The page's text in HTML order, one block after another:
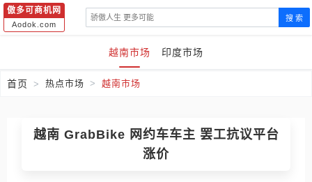
傲多可商机网
Aodok.com
搜 索
越南市场 印度市场
首页 热点市场 越南市场
越南 GrabBike 网约车车主 罢工抗议平台
涨价